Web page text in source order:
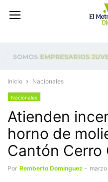
Inicio Nacionales
Nacionales
Atienden
horno de
Cantón Cerro
Por Remberto Dominguez -